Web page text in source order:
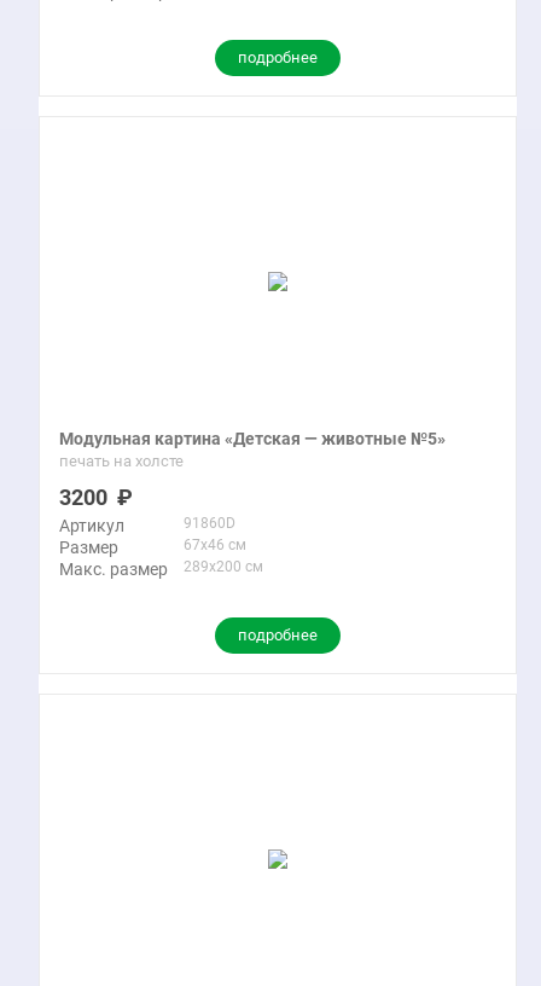
подробнее
Модульная картина «Детская — животные №5»
печать на холсте
3200
Артикул 91860D
Размер 67x46 см
Макс. размер 289x200 см
подробнее